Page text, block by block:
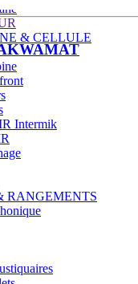
& CELLULE
Intermik
RANGEMENTS